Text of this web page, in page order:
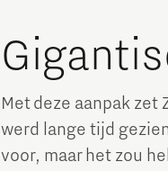
Met deze aanpak zet
werd lange tijd
voor, maar het zou